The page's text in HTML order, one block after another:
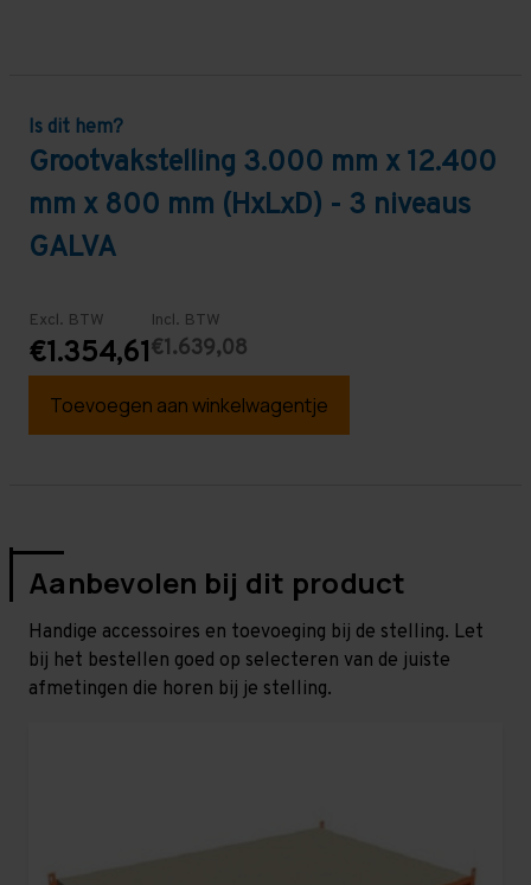
Is dit hem?
Grootvakstelling 3.000 mm x 12.400
mm x 800 mm (HxLxD) - 3 niveaus
GALVA
Excl. BTW
€1.354,61
Incl. BTW
€1.639,08
Toevoegen aan winkelwagentje
Aanbevolen bij dit product
Handige accessoires en toevoeging bij de stelling. Let
bij het bestellen goed op selecteren van de juiste
afmetingen die horen bij je stelling.